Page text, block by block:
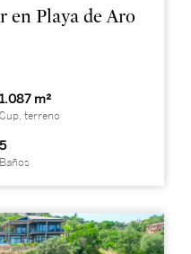
en Playa de Aro
1.087 m²
Sup. terreno
5
Baños